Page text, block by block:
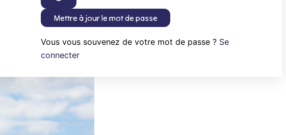
Mettre à jour le mot de passe
Vous vous souvenez de votre mot de passe ? Se
connecter